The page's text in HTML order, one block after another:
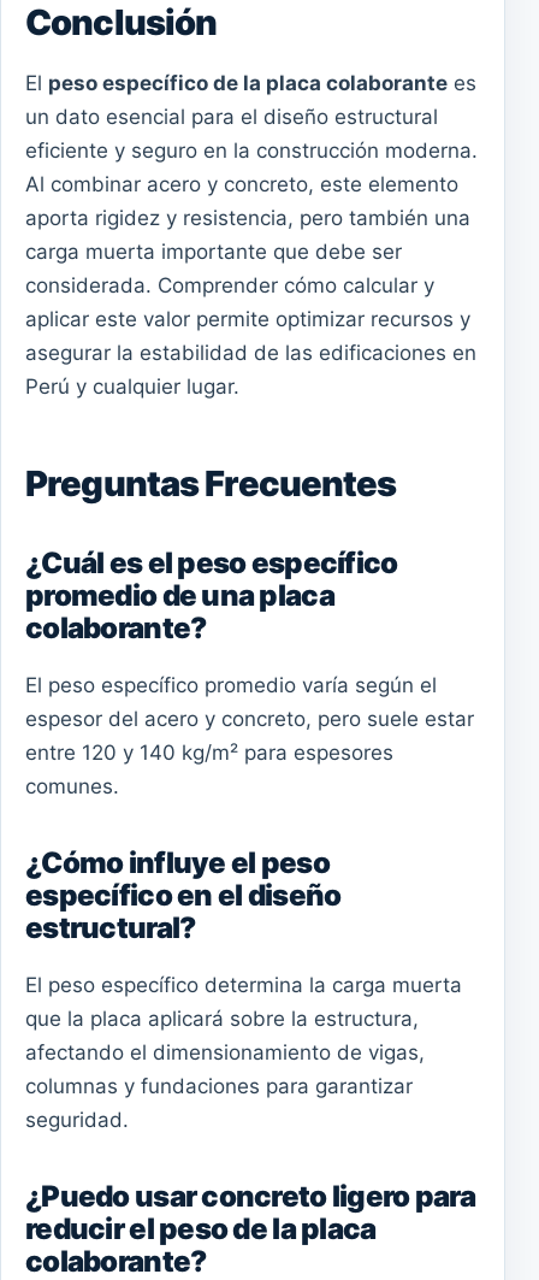
Conclusión
El peso específico de la placa colaborante es
un dato esencial para el diseño estructural
eficiente y seguro en la construcción moderna.
Al combinar acero y concreto, este elemento
aporta rigidez y resistencia, pero también una
carga muerta importante que debe ser
considerada. Comprender cómo calcular y
aplicar este valor permite optimizar recursos y
asegurar la estabilidad de las edificaciones en
Perú y cualquier lugar.
Preguntas Frecuentes
¿Cuál es el peso específico
promedio de una placa
colaborante?
El peso específico promedio varía según el
espesor del acero y concreto, pero suele estar
entre 120 y 140 kg/m² para espesores
comunes.
¿Cómo influye el peso
específico en el diseño
estructural?
El peso específico determina la carga muerta
que la placa aplicará sobre la estructura,
afectando el dimensionamiento de vigas,
columnas y fundaciones para garantizar
seguridad.
¿Puedo usar concreto ligero para
reducir el peso de la placa
colaborante?